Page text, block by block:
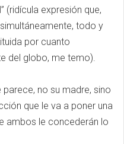
(ridícula expresión que,
todo y
por cuanto
del globo, me temo).
no su madre, sino
que le va a poner una
ambos le concederán lo